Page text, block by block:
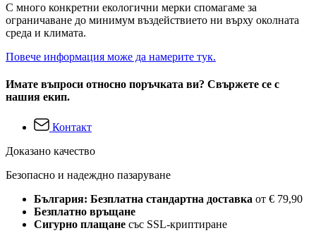
С много конкретни екологични мерки спомагаме за
ограничаване до минимум въздействието ни върху околната
среда и климата.
Повече информация може да намерите тук.
Имате въпроси относно поръчката ви? Свържете се с
нашия екип.
Контакт
Доказано качество
Безопасно и надеждно пазаруване
България: Безплатна стандартна доставка от € 79,90
Безплатно връщане
Сигурно плащане със SSL-криптиране